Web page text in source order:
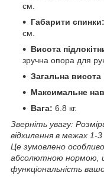
см.
Габарити спинки:
см.
Висота
зручна опора для
Загальна висота
Максимальне
Вага: 6.8 кг.
Зверніть увагу:
відхилення в межах 1-
Це зумовлено
абсолютною нормою,
функціональність